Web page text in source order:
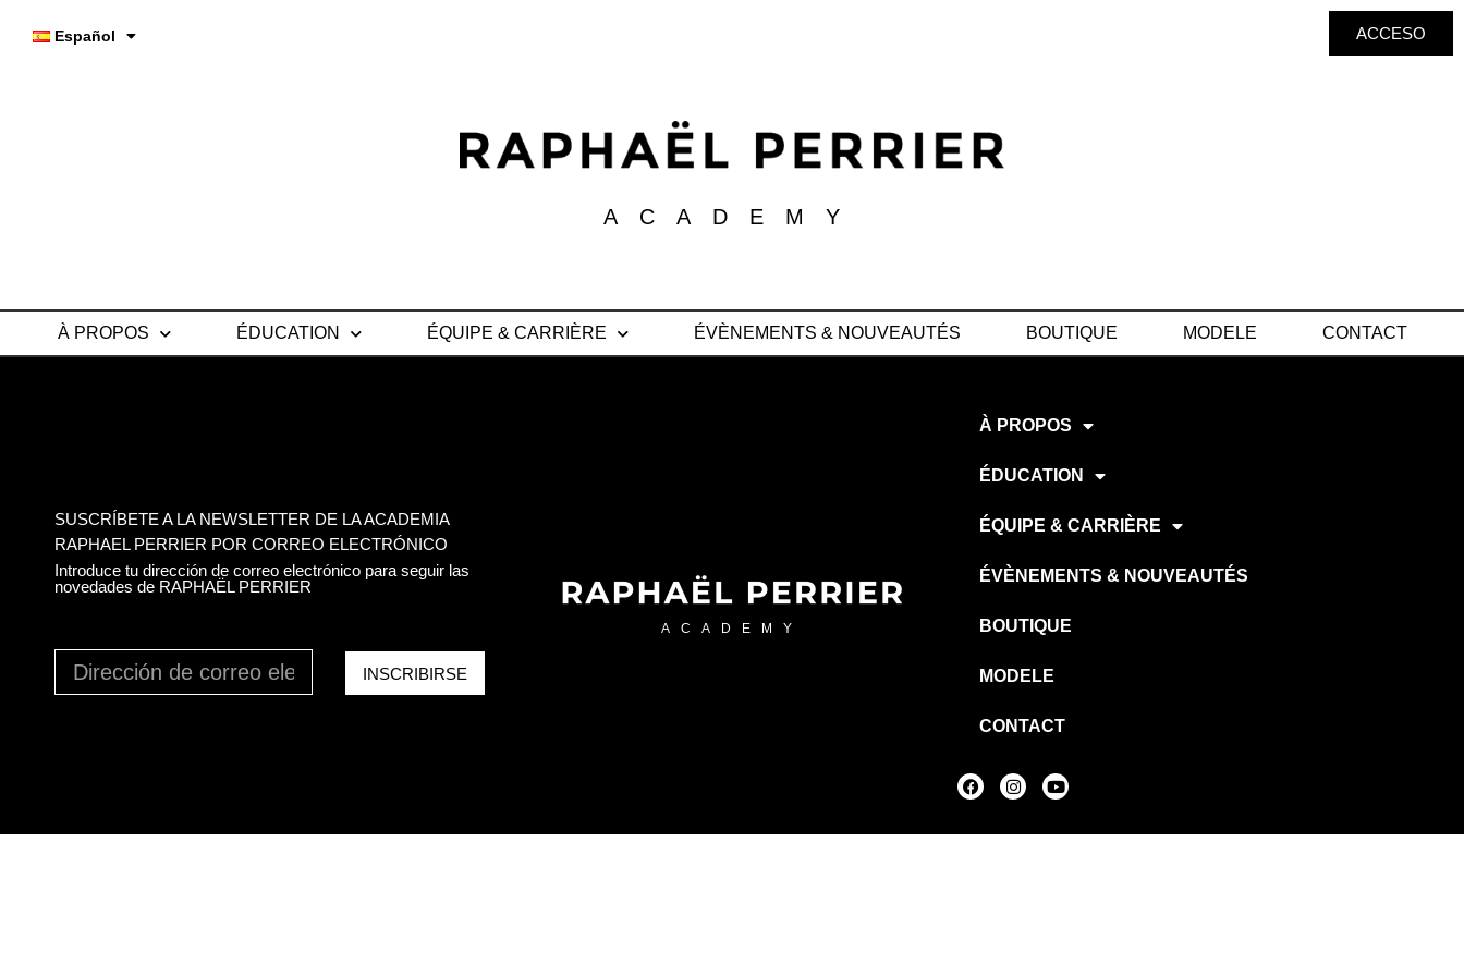
Español ACCESO
ACADEMY
À PROPOS ÉDUCATION ÉQUIPE & CARRIÈRE ÉVÈNEMENTS & NOUVEAUTÉS BOUTIQUE MODELE CONTACT
SUSCRÍBETE A LA NEWSLETTER DE LA ACADEMIA
RAPHAEL PERRIER POR CORREO ELECTRÓNICO
Introduce tu dirección de correo electrónico para seguir las
novedades de RAPHAËL PERRIER
INSCRIBIRSE
ACADEMY
À PROPOS
ÉDUCATION
ÉQUIPE & CARRIÈRE
ÉVÈNEMENTS & NOUVEAUTÉS
BOUTIQUE
MODELE
CONTACT